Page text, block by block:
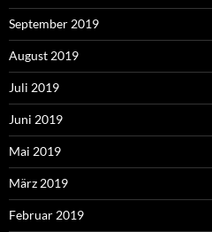
September 2019
August 2019
Juli 2019
Juni 2019
Mai 2019
März 2019
Februar 2019